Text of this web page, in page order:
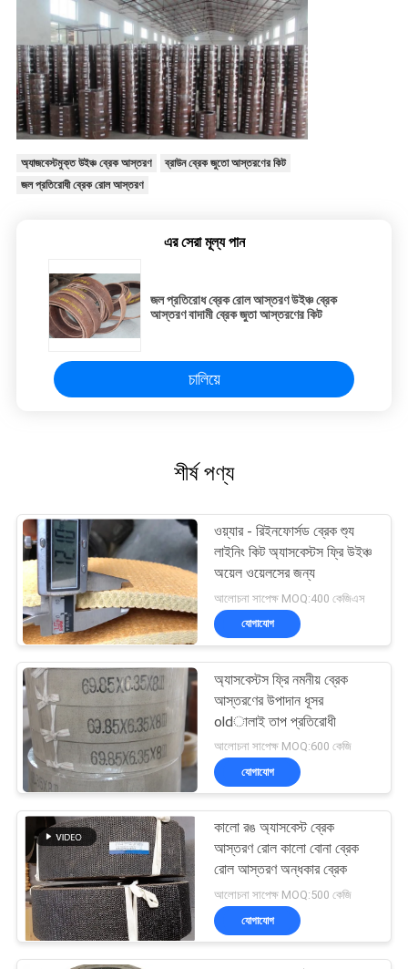
অ্যাজবেস্টমুক্ত উইঞ্চ ব্রেক আস্তরণ
ব্রাউন ব্রেক জুতো আস্তরণের কিট
জল প্রতিরোধী ব্রেক রোল আস্তরণ
এর সেরা মূল্য পান
জল প্রতিরোধ ব্রেক রোল আস্তরণ উইঞ্চ ব্রেক
আস্তরণ বাদামী ব্রেক জুতা আস্তরণের কিট
চালিয়ে
শীর্ষ পণ্য
ওয়্যার - রিইনফোর্সড ব্রেক শ্যু
লাইনিং কিট অ্যাসবেস্টস ফ্রি উইঞ্চ
অয়েল ওয়েলসের জন্য
আলোচনা সাপেক্ষ MOQ:400 কেজিএস
যোগাযোগ
অ্যাসবেস্টস ফ্রি নমনীয় ব্রেক
আস্তরণের উপাদান ধূসর
oldালাই তাপ প্রতিরোধী
আলোচনা সাপেক্ষ MOQ:600 কেজি
যোগাযোগ
কালো রঙ অ্যাসবেস্ট ব্রেক
আস্তরণ রোল কালো বোনা ব্রেক
রোল আস্তরণ অন্ধকার ব্রেক
আলোচনা সাপেক্ষ MOQ:500 কেজি
যোগাযোগ